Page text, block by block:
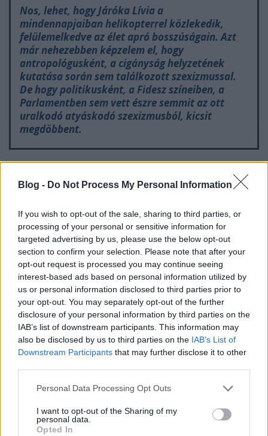
Blog - Do Not Process My Personal Information
If you wish to opt-out of the sale, sharing to third parties, or
processing of your personal or sensitive information for
targeted advertising by us, please use the below opt-out
section to confirm your selection. Please note that after your
opt-out request is processed you may continue seeing
interest-based ads based on personal information utilized by
us or personal information disclosed to third parties prior to
your opt-out. You may separately opt-out of the further
disclosure of your personal information by third parties on the
IAB’s list of downstream participants. This information may
also be disclosed by us to third parties on the IAB’s List of
Downstream Participants that may further disclose it to other
Please note that this website/app uses one or more Google
not limited to your visit or usage behaviour. You may click to
grant or deny consent to Google and its third-party tags to
Personal Data Processing Opt Outs
I want to opt-out of the Sharing of my
personal data.
Opted In
Nos, lehet, hogy Járóka Lívia a
mindennapjaiban helikopterrel közlekedik,
felülemelkedve az élet apró bosszúságain. Azt
már nehezebben képzelem el, hogy
antropológusként, a cigányság helyzetének
kutatása során sem találkozott szexizmussal.
De hogy politikusként, a Fidesz színeiben, a
Parlamentben sem vett észre semmit az ott
uralkodó atyáskodó szexizmusból, kicsit
megdöbbent.
Biztos, én, mi, nők reagáljuk túl, hangoztatjuk itt a
nyugatról bejövő idegen szavakat, ahelyett, hogy
szexizmus rémével jönnénk elő.
Szeretném jelezni, hogy a szexizmus nem csak
az, ahogyan némely politikus beszél a nőkről. A
szexizmus nem csak az, amikor a megerőszakolt
lányt leribancozzák a rendőrök, és megkérdezi
tőle a nőgyógyász, hogy hát minek ment bulizni.
A szexizmus nem csak az, amikor a lúgozós
orvosért imát mondanak, és elítélik az
áldozatát.
Van a szexizmusnak egy olyan hétköznapi formája
is, ami annyira beépült az életünkbe, hogy észre sem
vesszük, vagy normálisnak könyveljük el. Ebben az
esetben a Járókához intézett kérdésben elhangzó